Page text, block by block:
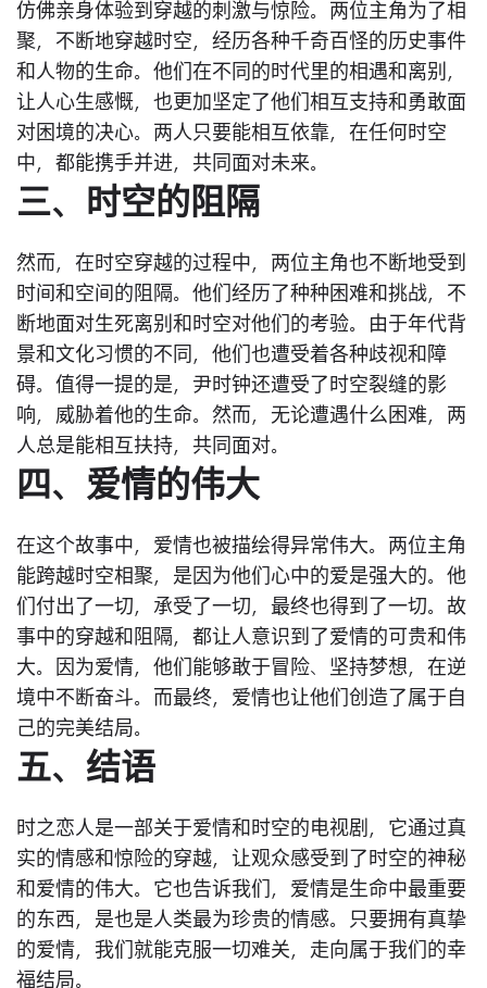
仿佛亲身体验到穿越的刺激与惊险。两位主角为了相
聚，不断地穿越时空，经历各种千奇百怪的历史事件
和人物的生命。他们在不同的时代里的相遇和离别，
让人心生感慨，也更加坚定了他们相互支持和勇敢面
对困境的决心。两人只要能相互依靠，在任何时空
中，都能携手并进，共同面对未来。
三、时空的阻隔
然而，在时空穿越的过程中，两位主角也不断地受到
时间和空间的阻隔。他们经历了种种困难和挑战，不
断地面对生死离别和时空对他们的考验。由于年代背
景和文化习惯的不同，他们也遭受着各种歧视和障
碍。值得一提的是，尹时钟还遭受了时空裂缝的影
响，威胁着他的生命。然而，无论遭遇什么困难，两
人总是能相互扶持，共同面对。
四、爱情的伟大
在这个故事中，爱情也被描绘得异常伟大。两位主角
能跨越时空相聚，是因为他们心中的爱是强大的。他
们付出了一切，承受了一切，最终也得到了一切。故
事中的穿越和阻隔，都让人意识到了爱情的可贵和伟
大。因为爱情，他们能够敢于冒险、坚持梦想，在逆
境中不断奋斗。而最终，爱情也让他们创造了属于自
己的完美结局。
五、结语
时之恋人是一部关于爱情和时空的电视剧，它通过真
实的情感和惊险的穿越，让观众感受到了时空的神秘
和爱情的伟大。它也告诉我们，爱情是生命中最重要
的东西，是也是人类最为珍贵的情感。只要拥有真挚
的爱情，我们就能克服一切难关，走向属于我们的幸
福结局。